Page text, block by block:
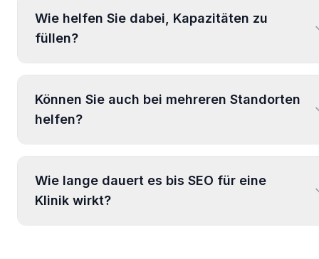
Wie helfen Sie dabei, Kapazitäten zu
füllen?
Können Sie auch bei mehreren Standorten
helfen?
Wie lange dauert es bis SEO für eine
Klinik wirkt?